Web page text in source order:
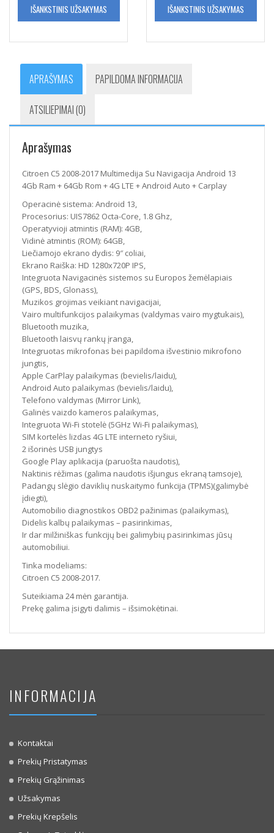
IŠANKSTINIS UŽSAKYMAS IŠANKSTINIS UŽSAKYMAS
APRAŠYMAS PAPILDOMA INFORMACIJA
ATSILIEPIMAI (0)
Aprašymas
Citroen C5 2008-2017 Multimedija Su Navigacija Android 13
4Gb Ram + 64Gb Rom + 4G LTE + Android Auto + Carplay
Operacinė sistema: Android 13,
Procesorius: UIS7862 Octa-Core, 1.8 Ghz,
Operatyvioji atmintis (RAM): 4GB,
Vidinė atmintis (ROM): 64GB,
Liečiamojo ekrano dydis: 9″ coliai,
Ekrano Raiška: HD 1280x720P IPS,
Integruota Navigacinės sistemos su Europos žemėlapiais
(GPS, BDS, Glonass),
Muzikos grojimas veikiant navigacijai,
Vairo multifunkcijos palaikymas (valdymas vairo mygtukais),
Bluetooth muzika,
Bluetooth laisvų rankų įranga,
Integruotas mikrofonas bei papildoma išvestinio mikrofono
jungtis,
Apple CarPlay palaikymas (bevielis/laidu),
Android Auto palaikymas (bevielis/laidu),
Telefono valdymas (Mirror Link),
Galinės vaizdo kameros palaikymas,
Integruota Wi-Fi stotelė (5GHz Wi-Fi palaikymas),
SIM kortelės lizdas 4G LTE interneto ryšiui,
2 išorinės USB jungtys
Google Play aplikacija (paruošta naudotis),
Naktinis rėžimas (galima naudotis išjungus ekraną tamsoje),
Padangų slėgio daviklių nuskaitymo funkcija (TPMS)(galimybė
įdiegti),
Automobilio diagnostikos OBD2 pažinimas (palaikymas),
Didelis kalbų palaikymas – pasirinkimas,
Ir dar milžiniškas funkcijų bei galimybių pasirinkimas jūsų
automobiliui.
Tinka modeliams:
Citroen C5 2008-2017.
Suteikiama 24 mėn garantija.
Prekę galima įsigyti dalimis – išsimokėtinai.
INFORMACIJA
Kontaktai
Prekių Pristatymas
Prekių Grąžinimas
Užsakymas
Prekių Krepšelis